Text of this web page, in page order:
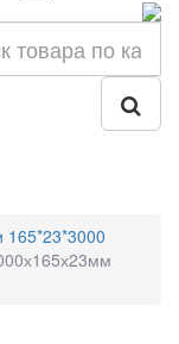
165*23*3000